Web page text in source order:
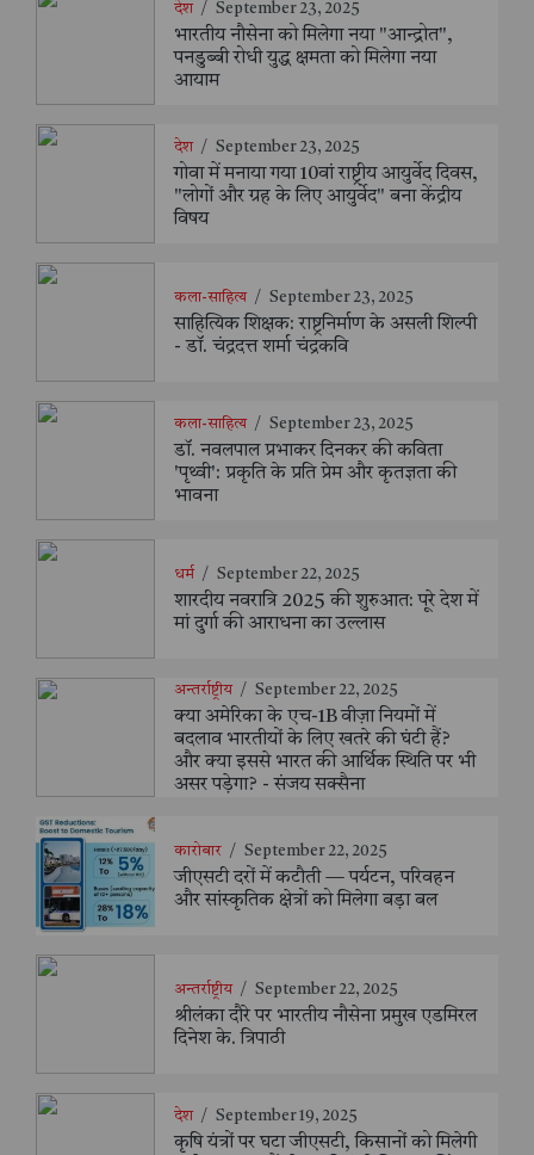
देश / September 23, 2025
भारतीय नौसेना को मिलेगा नया "आन्द्रोत",
पनडुब्बी रोधी युद्ध क्षमता को मिलेगा नया
आयाम
देश / September 23, 2025
गोवा में मनाया गया 10वां राष्ट्रीय आयुर्वेद दिवस,
"लोगों और ग्रह के लिए आयुर्वेद" बना केंद्रीय
विषय
कला-साहित्य / September 23, 2025
साहित्यिक शिक्षक: राष्ट्रनिर्माण के असली शिल्पी
- डॉ. चंद्रदत्त शर्मा चंद्रकवि
कला-साहित्य / September 23, 2025
डॉ. नवलपाल प्रभाकर दिनकर की कविता
'पृथ्वी': प्रकृति के प्रति प्रेम और कृतज्ञता की
भावना
धर्म / September 22, 2025
शारदीय नवरात्रि 2025 की शुरुआत: पूरे देश में
मां दुर्गा की आराधना का उल्लास
अन्तर्राष्ट्रीय / September 22, 2025
क्या अमेरिका के एच-1B वीज़ा नियमों में
बदलाव भारतीयों के लिए खतरे की घंटी हैं?
और क्या इससे भारत की आर्थिक स्थिति पर भी
असर पड़ेगा? - संजय सक्सैना
कारोबार / September 22, 2025
जीएसटी दरों में कटौती — पर्यटन, परिवहन
और सांस्कृतिक क्षेत्रों को मिलेगा बड़ा बल
अन्तर्राष्ट्रीय / September 22, 2025
श्रीलंका दौरे पर भारतीय नौसेना प्रमुख एडमिरल
दिनेश के. त्रिपाठी
देश / September 19, 2025
कृषि यंत्रों पर घटा जीएसटी, किसानों को मिलेगी